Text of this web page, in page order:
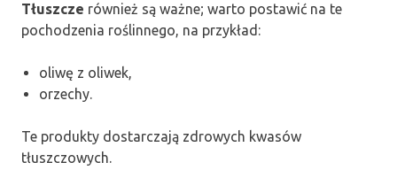
Tłuszcze również są ważne; warto postawić na te
pochodzenia roślinnego, na przykład:
oliwę z oliwek,
orzechy.
Te produkty dostarczają zdrowych kwasów
tłuszczowych.